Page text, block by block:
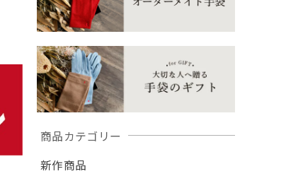
商品カテゴリー
新作商品